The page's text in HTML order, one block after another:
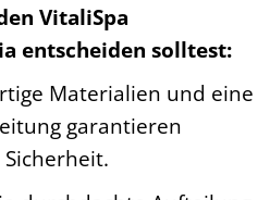
VitaliSpa
entscheiden solltest:
Materialien und eine
garantieren